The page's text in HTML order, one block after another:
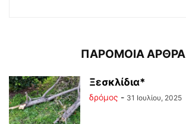
ΠΑΡΟΜΟΙΑ ΑΡΘΡΑ
Ξεσκλίδια*
δρόμος - 31 Ιουλίου, 2025